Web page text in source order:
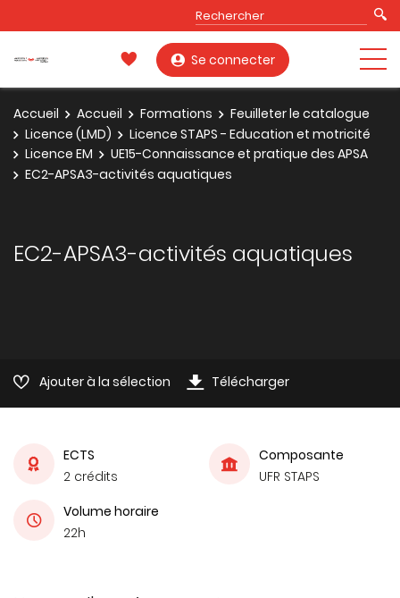
Se connecter
Accueil Accueil Formations
Feuilleter le catalogue
Licence (LMD)
Licence STAPS - Education et motricité
Licence EM
UE15-Connaissance et pratique des APSA
EC2-APSA3-activités aquatiques
EC2-APSA3-activités aquatiques
Ajouter à la sélection Télécharger
ECTS
2 crédits
Composante
UFR STAPS
Volume horaire
22h